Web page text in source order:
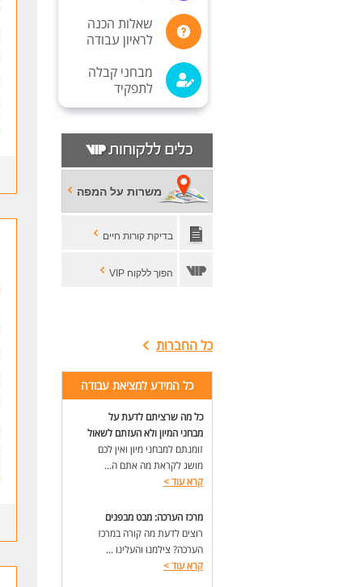
שאלות הכנה
לראיון עבודה
מבחני קבלה
לתפקיד
משרות על המפה
בדיקת קורות חיים
הפוך ללקוח VIP
כל החברות
כל המידע למציאת עבודה
כל מה שרציתם לדעת על
מבחני המיון ולא העזתם לשאול
זומנתם למבחני מיון ואין לכם
מושג לקראת מה אתם ה...
קרא עוד>
מרכז הערכה: מבט מבפנים
רוצים לדעת מה קורה במרכז
הערכה? צילמנו והעלינו ...
קרא עוד>